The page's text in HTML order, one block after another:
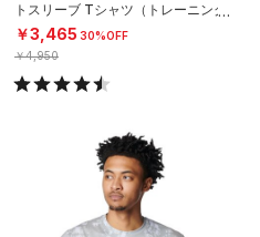
トスリーブ Tシャツ（トレーニング/
MEN）
￥3,465 30%OFF
￥4,950